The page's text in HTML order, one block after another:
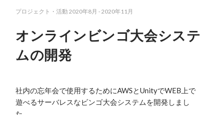
プロジェクト・活動 2020年8月 -2020年11月
オンラインビンゴ大会システ
ムの開発
社内の忘年会で使用するためにAWSとUnityでWEB上で
遊べるサーバレスなビンゴ大会システムを開発しまし